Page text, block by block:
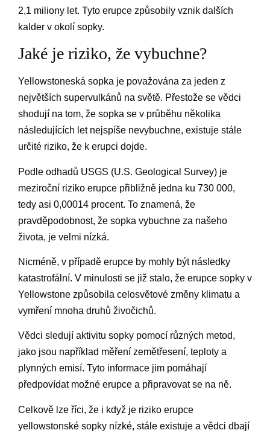
2,1 miliony let. Tyto erupce způsobily vznik dalších
kalder v okolí sopky.
Jaké je riziko, že vybuchne?
Yellowstoneská sopka je považována za jeden z
největších supervulkánů na světě. Přestože se vědci
shodují na tom, že sopka se v průběhu několika
následujících let nejspíše nevybuchne, existuje stále
určité riziko, že k erupci dojde.
Podle odhadů USGS (U.S. Geological Survey) je
meziroční riziko erupce přibližně jedna ku 730 000,
tedy asi 0,00014 procent. To znamená, že
pravděpodobnost, že sopka vybuchne za našeho
života, je velmi nízká.
Nicméně, v případě erupce by mohly být následky
katastrofální. V minulosti se již stalo, že erupce sopky v
Yellowstone způsobila celosvětové změny klimatu a
vymření mnoha druhů živočichů.
Vědci sledují aktivitu sopky pomocí různých metod,
jako jsou například měření zemětřesení, teploty a
plynných emisí. Tyto informace jim pomáhají
předpovídat možné erupce a připravovat se na ně.
Celkově lze říci, že i když je riziko erupce
yellowstonské sopky nízké, stále existuje a vědci dbají